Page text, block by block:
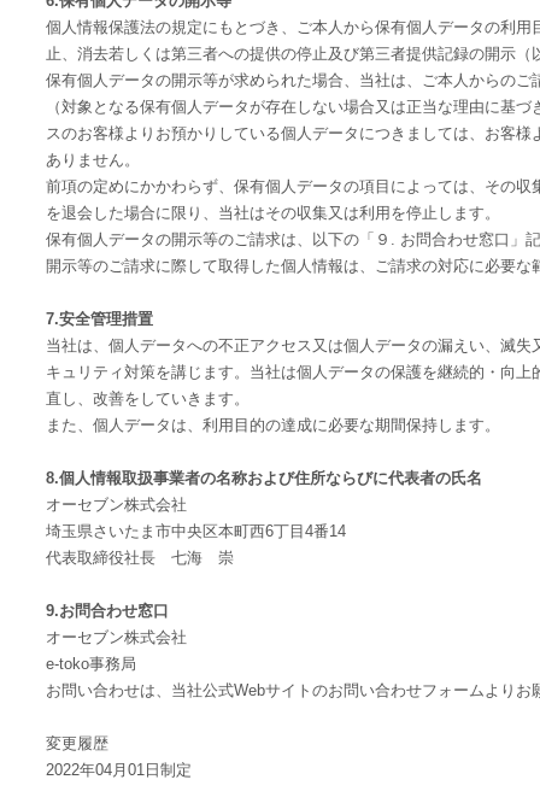
個人情報保護法の規定にもとづき、ご本人から保有個人データの利
止、消去若しくは第三者への提供の停止及び第三者提供記録の開示
保有個人データの開示等が求められた場合、当社は、ご本人からの
（対象となる保有個人データが存在しない場合又は正当な理由に基
スのお客様よりお預かりしている個人データにつきましては、お客
ありません。
前項の定めにかかわらず、保有個人データの項目によっては、その
を退会した場合に限り、当社はその収集又は利用を停止します。
保有個人データの開示等のご請求は、以下の「９. お問合わせ窓口」
開示等のご請求に際して取得した個人情報は、ご請求の対応に必要
7.安全管理措置
当社は、個人データへの不正アクセス又は個人データの漏えい、滅
キュリティ対策を講じます。当社は個人データの保護を継続的・向
直し、改善をしていきます。
また、個人データは、利用目的の達成に必要な期間保持します。
8.個人情報取扱事業者の名称および住所ならびに代表者の氏名
オーセブン株式会社
埼玉県さいたま市中央区本町西6丁目4番14
代表取締役社長 七海 崇
9.お問合わせ窓口
オーセブン株式会社
e-toko事務局
お問い合わせは、当社公式Webサイトのお問い合わせフォームよりお
変更履歴
2022年04月01日制定